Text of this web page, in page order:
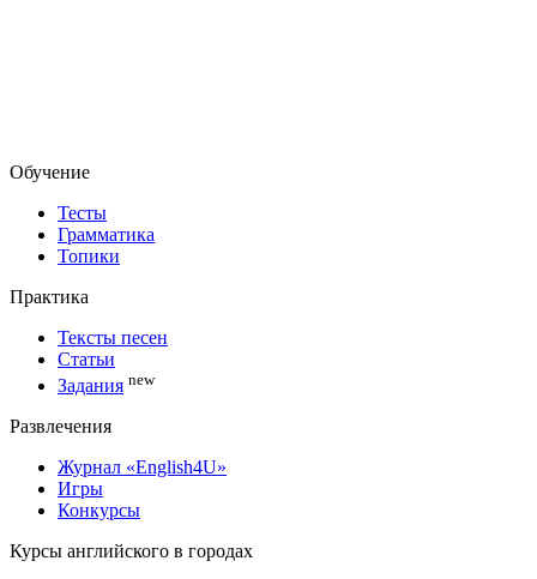
Обучение
Тесты
Грамматика
Топики
Практика
Тексты песен
Статьи
Задания new
Развлечения
Журнал «English4U»
Игры
Конкурсы
Курсы английского в городах